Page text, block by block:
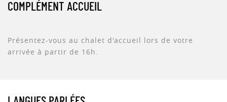
COMPLÉMENT ACCUEIL
Présentez-vous au chalet d'accueil lors de votre
arrivée à partir de 16h.